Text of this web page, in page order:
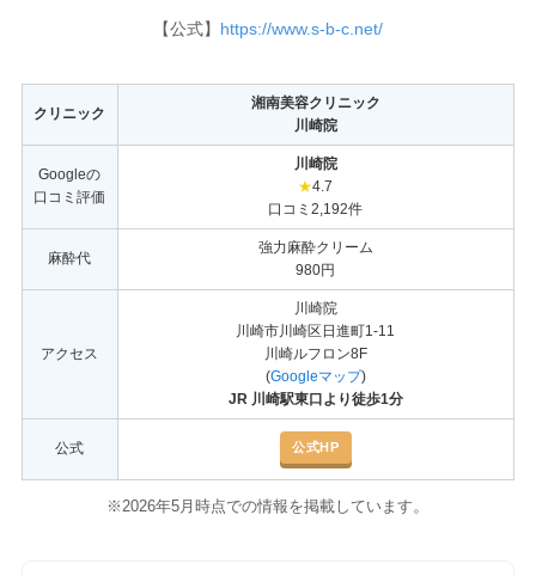
【公式】 https://www.s-b-c.net/
クリニック
湘南美容クリニック
川崎院
Googleの
口コミ評価
川崎院
★4.7
口コミ2,192件
麻酔代
強力麻酔クリーム
980円
アクセス
川崎院
川崎市川崎区日進町1-11
川崎ルフロン8F
(Googleマップ)
JR 川崎駅東口より徒歩1分
公式 公式HP
※2026年5月時点での情報を掲載しています 。